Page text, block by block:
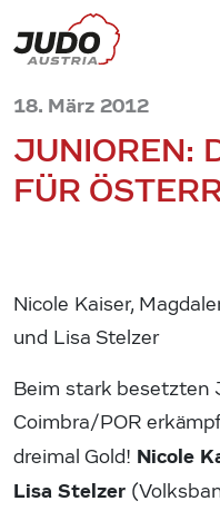
18. März 2012
JUNIOREN:
FÜR
Nicole Kaiser,
und Lisa Stelzer
Beim stark besetzten
Coimbra/POR
dreimal Gold! Nicole
Lisa Stelzer